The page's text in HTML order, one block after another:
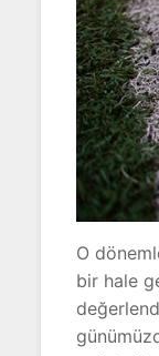
O
bir hale